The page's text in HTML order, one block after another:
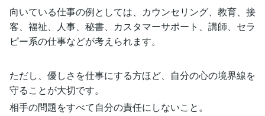
向いている仕事の例としては、カウンセリング、教育、接
客、福祉、人事、秘書、カスタマーサポート、講師、セラ
ピー系の仕事などが考えられます。
ただし、優しさを仕事にする方ほど、自分の心の境界線を
守ることが大切です。
相手の問題をすべて自分の責任にしないこと。